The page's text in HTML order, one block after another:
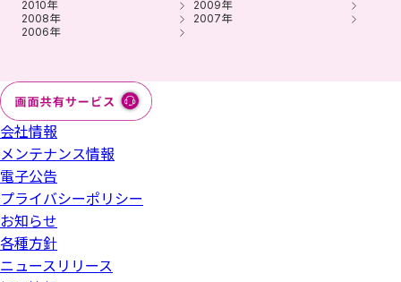
2010年
2009年
2008年
2007年
2006年
会社情報
メンテナンス情報
電子公告
プライバシーポリシー
お知らせ
各種方針
ニュースリリース